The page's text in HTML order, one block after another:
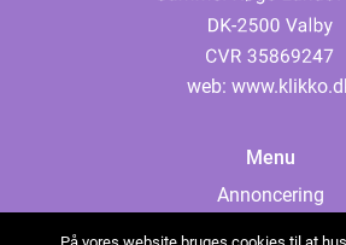
web:
Menu
Annoncering